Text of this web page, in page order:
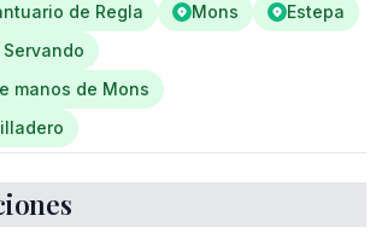
de Regla Mons
Estepa
manos de Mons